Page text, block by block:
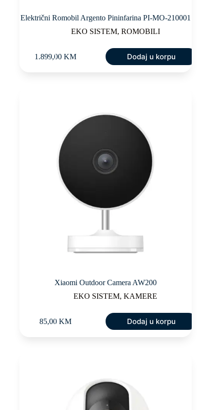
Električni Romobil Argento Pininfarina PI-MO-210001
EKO SISTEM, ROMOBILI
1.899,00 KM Dodaj u korpu
Xiaomi Outdoor Camera AW200
EKO SISTEM,KAMERE
85,00 KM Dodaj u korpu